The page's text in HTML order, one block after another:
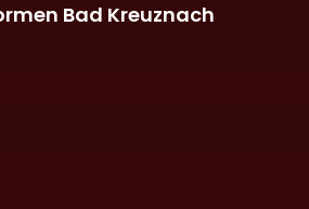
Bad Kreuznach